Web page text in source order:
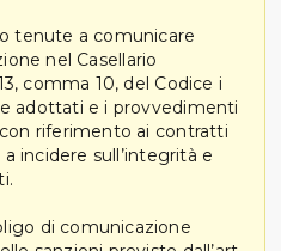
tenute a comunicare
nel Casellario
comma 10, del Codice i
adottati e i provvedimenti
riferimento ai contratti
incidere sull’integrità e
di comunicazione